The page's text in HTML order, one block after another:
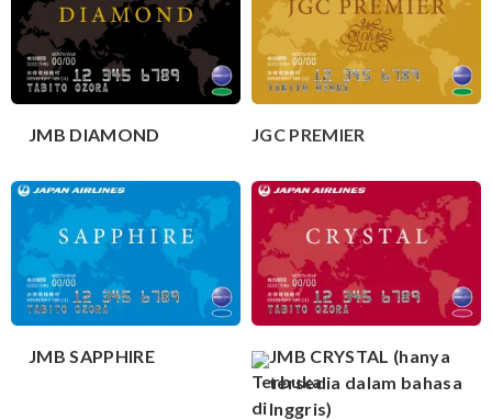
JMB DIAMOND JGC PREMIER
JMB SAPPHIRE
JMB CRYSTAL (hanya
tersedia dalam bahasa
Inggris)